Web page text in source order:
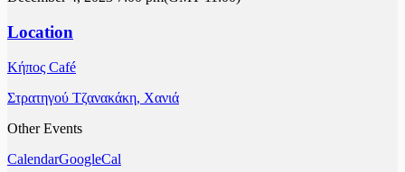
Location
Κήπος Café
Στρατηγού Τζανακάκη, Χανιά
Other Events
CalendarGoogleCal